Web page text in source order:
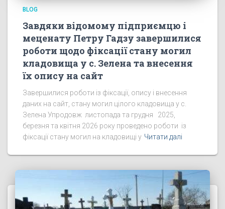
BLOG
Завдяки відомому підприємцю і
меценату Петру Гадзу завершилися
роботи щодо фіксації стану могил
кладовища у с. Зелена та внесення
їх опису на сайт
Завершилися роботи із фіксації, опису і внесення
даних на сайт, стану могил цілого кладовища у с.
Зелена Упродовж листопада та грудня 2025,
березня та квітня 2026 року проведено роботи із
фіксації стану могил на кладовищі у Читати далі